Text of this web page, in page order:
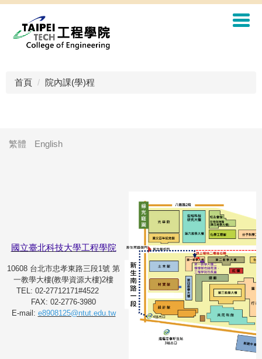
首頁 院內課(學)程
繁體 English
國立臺北科技大學工程學院
10608 台北市忠孝東路三段1號 第
一教學大樓(教學資源大樓)2樓
TEL: 02-27712171#4522
FAX: 02-2776-3980
E-mail: e8908125@ntut.edu.tw